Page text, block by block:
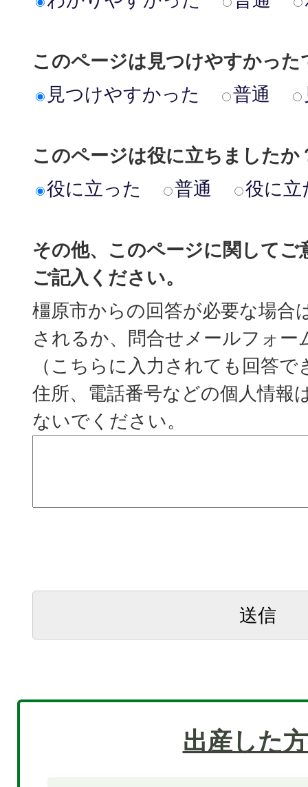
このページは見つけやすかった
見つけやすかった
普通
このページは役に立ちましたか
役に立った
普通 役に立
その他、このページに関してご
ご記入ください。
橿原市からの回答が必要な場合
されるか、問合せメールフォー
（こちらに入力されても回答
住所、電話番号などの個人情報
ないでください。
出産した